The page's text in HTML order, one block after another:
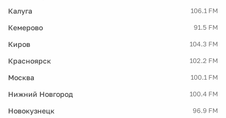
Калуга 106.1 FM
Кемерово 91.5 FM
Киров 104.3 FM
Красноярск 102.2 FM
Москва 100.1 FM
Нижний Новгород 100.4 FM
Новокузнецк 96.9 FM